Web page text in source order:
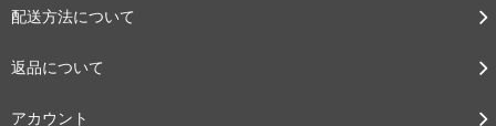
配送方法について
返品について
アカウント